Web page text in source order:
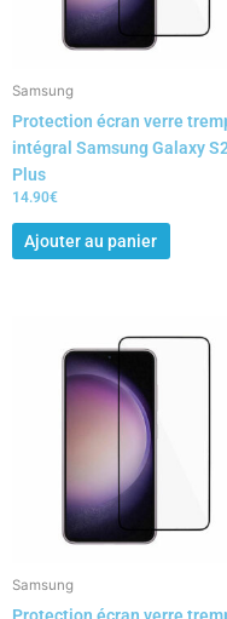
Samsung
Protection écran verre
intégral Samsung Galaxy
Plus
14.90€
Ajouter au panier
Samsung